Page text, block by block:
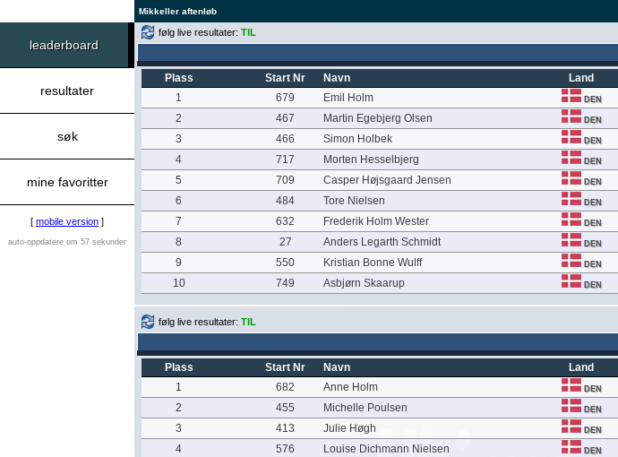
Mikkeller aftenløb
leaderboard
resultater
søk
mine favoritter
[ mobile version ]
auto-oppdatere om 57 sekunder
følg live resultater: TIL
Plass Start Nr Navn Land
1
679 Emil Holm DEN
2
467 Martin Egebjerg Olsen DEN
3
466 Simon Holbek DEN
4
717 Morten Hesselbjerg DEN
5
709 Casper Højsgaard Jensen DEN
6
484 Tore Nielsen DEN
7
632 Frederik Holm Wester DEN
8
27 Anders Legarth Schmidt DEN
9
550 Kristian Bonne Wulff DEN
10
749 Asbjørn Skaarup DEN
følg live resultater: TIL
Plass Start Nr Navn Land
1
682 Anne Holm DEN
2
455 Michelle Poulsen DEN
3
413 Julie Høgh DEN
4
576 Louise Dichmann Nielsen DEN